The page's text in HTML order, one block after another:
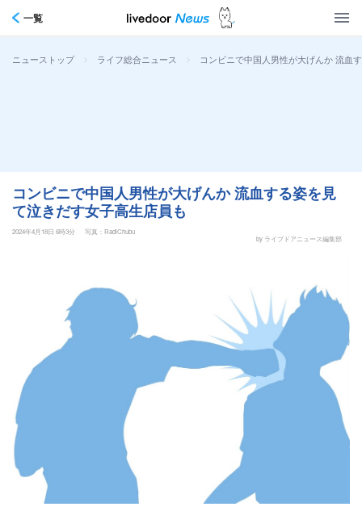
一覧
ニューストップ > ライフ総合ニュース > コンビニで中国人男性が大げんか 流血
コンビニで中国人男性が大げんか 流血する姿を見
て泣きだす女子高生店員も
2024年4月18日 6時3分
写真：RadiChubu
by ライブドアニュース編集部